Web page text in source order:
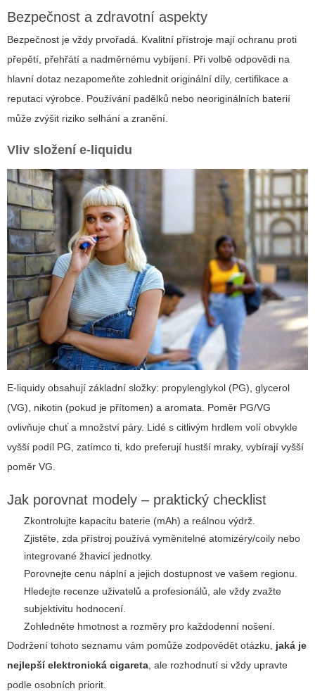
Bezpečnost a zdravotní aspekty
Bezpečnost je vždy prvořadá. Kvalitní přístroje mají ochranu proti
přepětí, přehřátí a nadměrnému vybíjení. Při volbě odpovědi na
hlavní dotaz nezapomeňte zohlednit originální díly, certifikace a
reputaci výrobce. Používání padělků nebo neoriginálních baterií
může zvýšit riziko selhání a zranění.
Vliv složení e-liquidu
E-liquidy obsahují základní složky: propylenglykol (PG), glycerol
(VG), nikotin (pokud je přítomen) a aromata. Poměr PG/VG
ovlivňuje chuť a množství páry. Lidé s citlivým hrdlem volí obvykle
vyšší podíl PG, zatímco ti, kdo preferují hustší mraky, vybírají vyšší
poměr VG.
Jak porovnat modely – praktický checklist
Zkontrolujte kapacitu baterie (mAh) a reálnou výdrž.
Zjistěte, zda přístroj používá vyměnitelné atomizéry/coily nebo
integrované žhavicí jednotky.
Porovnejte cenu náplní a jejich dostupnost ve vašem regionu.
Hledejte recenze uživatelů a profesionálů, ale vždy zvažte
subjektivitu hodnocení.
Zohledněte hmotnost a rozměry pro každodenní nošení.
Dodržení tohoto seznamu vám pomůže zodpovědět otázku, jaká je
nejlepší elektronická cigareta , ale rozhodnutí si vždy upravte
podle osobních priorit.